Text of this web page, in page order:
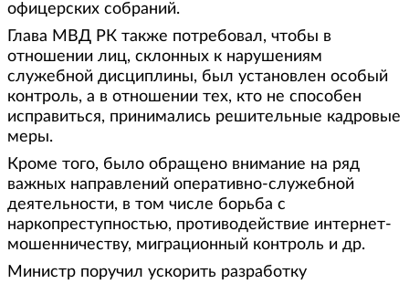
офицерских собраний.
Глава МВД РК также потребовал, чтобы в
отношении лиц, склонных к нарушениям
служебной дисциплины, был установлен особый
контроль, а в отношении тех, кто не способен
исправиться, принимались решительные кадровые
меры.
Кроме того, было обращено внимание на ряд
важных направлений оперативно-служебной
деятельности, в том числе борьба с
наркопреступностью, противодействие интернет-
мошенничеству, миграционный контроль и др.
Министр поручил ускорить разработку